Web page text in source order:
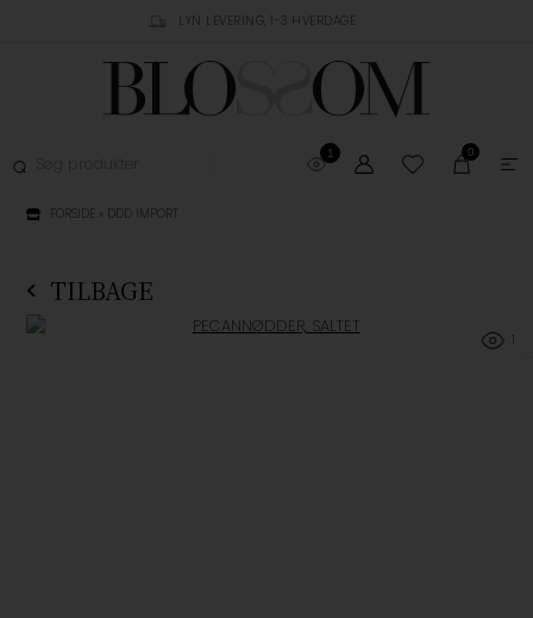
LYN LEVERING, 1-3 HVERDAGE
1 0
FORSIDE » DDD IMPORT
TILBAGE
1